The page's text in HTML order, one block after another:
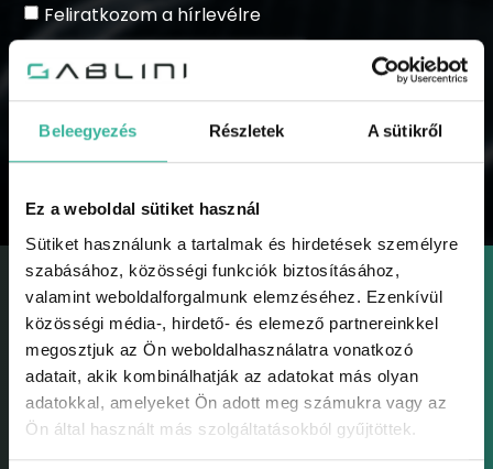
Beleegyezés Részletek A sütikről
Ez a weboldal sütiket használ
Sütiket használunk a tartalmak és hirdetések személyre
szabásához, közösségi funkciók biztosításához,
valamint weboldalforgalmunk elemzéséhez. Ezenkívül
közösségi média-, hirdető- és elemező partnereinkkel
megosztjuk az Ön weboldalhasználatra vonatkozó
adatait, akik kombinálhatják az adatokat más olyan
adatokkal, amelyeket Ön adott meg számukra vagy az
Ön által használt más szolgáltatásokból gyűjtöttek.
Feliratkozom a hírlevélre
KÜLDÉS
GABLINI
Gablini
Környezetvédelem